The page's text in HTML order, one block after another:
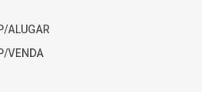
ALUGAR
VENDA